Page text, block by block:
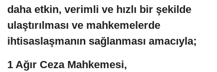
daha etkin, verimli ve hızlı bir şekilde
ulaştırılması ve mahkemelerde
ihtisaslaşmanın sağlanması amacıyla;
1 Ağır Ceza Mahkemesi,